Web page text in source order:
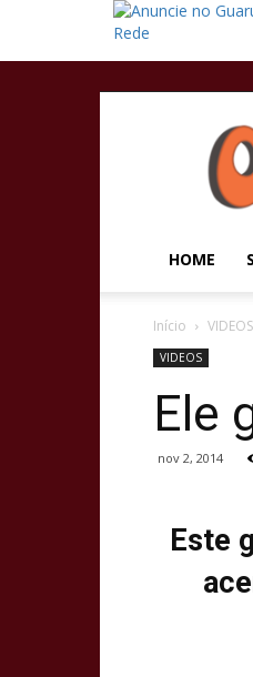
HOME
Início VIDEOS
VIDEOS
Ele
nov 2, 2014
Este